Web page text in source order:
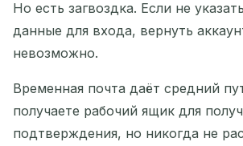
Изменить адрес
Обновить
Но есть загвоздка. Если не
данные для входа, вернуть
невозможно.
Временная почта даёт средний
получаете рабочий ящик для
подтверждения, но никогда не